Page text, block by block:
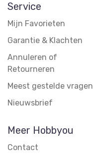
Service
Mijn Favorieten
Garantie & Klachten
Annuleren of
Retourneren
Meest gestelde vragen
Nieuwsbrief
Meer Hobbyou
Contact